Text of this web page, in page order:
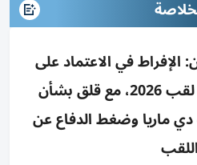
الإفراط في الاعتماد على
أبطال 2022 قد يهدد لقب 2026، مع قلق بشأن
ماريا وضغط الدفاع عن
اللقب